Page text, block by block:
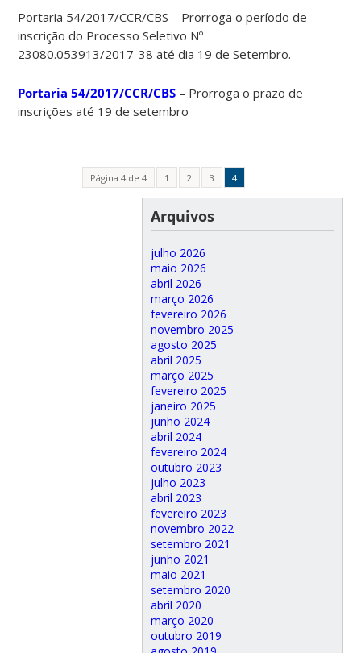
Portaria 54/2017/CCR/CBS – Prorroga o período de
inscrição do Processo Seletivo Nº
23080.053913/2017-38 até dia 19 de Setembro.
Portaria 54/2017/CCR/CBS – Prorroga o prazo de
inscrições até 19 de setembro
Página 4 de 4 1 2 3 4
Arquivos
julho 2026
maio 2026
abril 2026
março 2026
fevereiro 2026
novembro 2025
agosto 2025
abril 2025
março 2025
fevereiro 2025
janeiro 2025
junho 2024
abril 2024
fevereiro 2024
outubro 2023
julho 2023
abril 2023
fevereiro 2023
novembro 2022
setembro 2021
junho 2021
maio 2021
setembro 2020
abril 2020
março 2020
outubro 2019